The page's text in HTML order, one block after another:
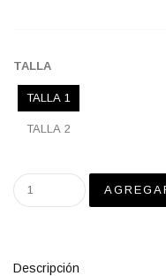
TALLA
TALLA 1
TALLA 2
Descripción